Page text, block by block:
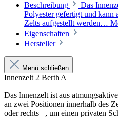
Beschreibung
Das
Polyester gefertigt und kann
Zelts aufgestellt werden…
Eigenschaften
Hersteller
Menü schließen
Innenzelt 2 Berth A
Das Innenzelt ist aus
an zwei Positionen innerhalb des
oder rechts –, um einen privaten